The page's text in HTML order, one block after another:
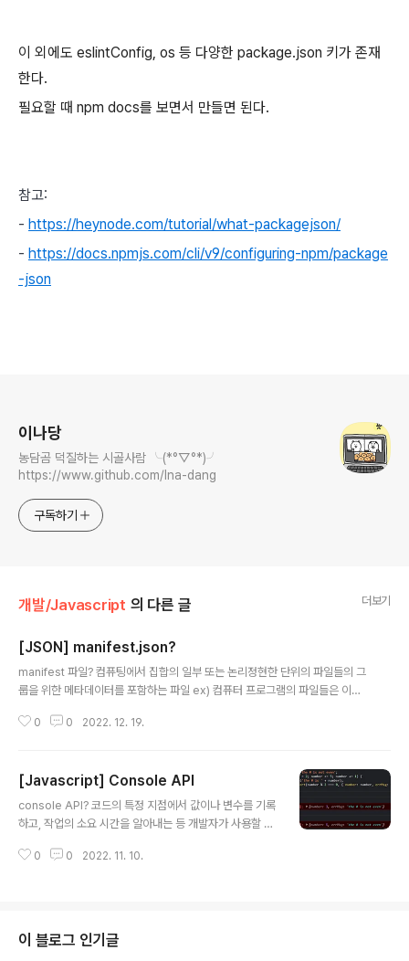
이 외에도 eslintConfig, os 등 다양한 package.json 키가 존재
한다.
필요할 때 npm docs를 보면서 만들면 된다.
참고:
- https://heynode.com/tutorial/what-packagejson/
- https://docs.npmjs.com/cli/v9/configuring-npm/package
-json
이나당
농담곰 덕질하는 시골사람 ╰(*°▽°*)╯
https://www.github.com/Ina-dang
구독하기
개발/Javascript 의 다른 글 더보기
[JSON] manifest.json?
manifest 파일? 컴퓨팅에서 집합의 일부 또는 논리정현한 단위의 파일들의 그
룹을 위한 메타데이터를 포함하는 파일 ex) 컴퓨터 프로그램의 파일들은 이름,
son 포맷 파일로서, 모든 웹 익스텐션이 포함하고 있어야 하는 파일. 익스텐션
uthor background browser_action browser_specific_settings ch
rome_settings_overrides chrome_url_overrides commands cont
ent_sc..
0 0 2022. 12. 19.
[Javascript] Console API
console API? 코드의 특정 지점에서 값이나 변수를 기록
하고, 작업의 소요 시간을 알아내는 등 개발자가 사용할 수
myString = 'Hello world'; console.log(myString);
hods console.assert() 주어진 가정이 거짓인 경우 메
세지를 콘솔에 출력 const errMsg = 'the # is not ev
0 0 2022. 11. 10.
이 블로그 인기글